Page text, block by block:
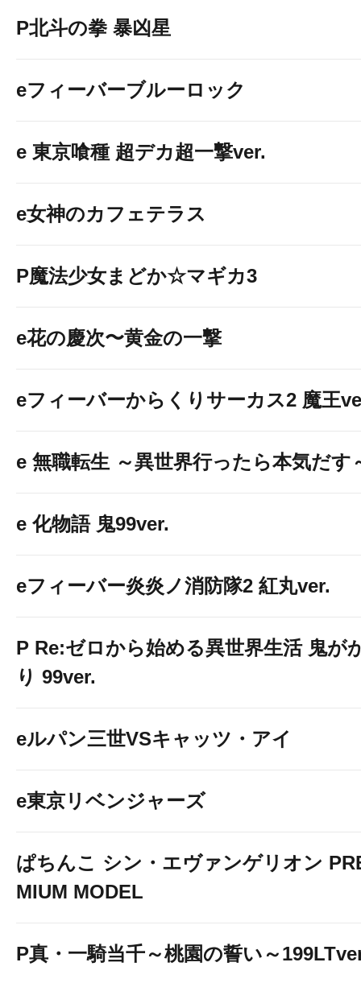
P北斗の拳 暴凶星
eフィーバーブルーロック
e 東京喰種 超デカ超一撃ver.
e女神のカフェテラス
P魔法少女まどか☆マギカ3
e花の慶次〜黄金の一撃
eフィーバーからくりサーカス2 魔王
e 無職転生 ～異世界行ったら本気だす
e 化物語 鬼99ver.
eフィーバー炎炎ノ消防隊2 紅丸ver.
P Re:ゼロから始める異世界生活 鬼が
り 99ver.
eルパン三世VSキャッツ・アイ
e東京リベンジャーズ
ぱちんこ シン・エヴァンゲリオン
MIUM MODEL
P真・一騎当千～桃園の誓い～